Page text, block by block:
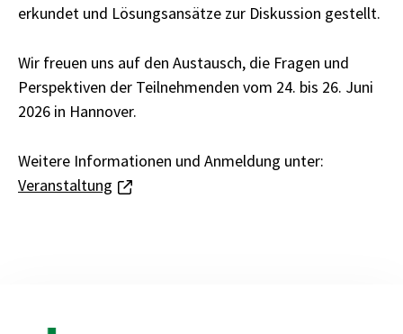
erkundet und Lösungsansätze zur Diskussion gestellt.
Wir freuen uns auf den Austausch, die Fragen und
Perspektiven der Teilnehmenden vom 24. bis 26. Juni
2026 in Hannover.
Weitere Informationen und Anmeldung unter:
Veranstaltung